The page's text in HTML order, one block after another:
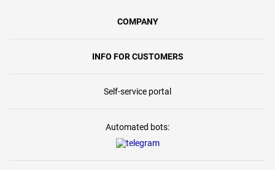
COMPANY
INFO FOR CUSTOMERS
Self-service portal
Automated bots: